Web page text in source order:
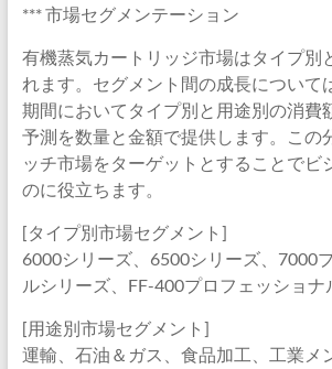
*** 市場セグメンテーション
有機蒸気カートリッジ市場はタイプ別
れます。セグメント間の成長について
期間においてタイプ別と用途別の消費
予測を数量と金額で提供します。この
ッチ市場をターゲットとすることでビ
のに役立ちます。
[タイプ別市場セグメント]
6000シリーズ、6500シリーズ、7000
ルシリーズ、FF-400プロフェッショナ
[用途別市場セグメント]
運輸、石油＆ガス、食品加工、工業メ